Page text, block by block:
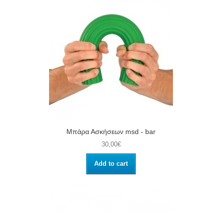
Μπάρα Ασκήσεων msd - bar
30,00€
Add to cart